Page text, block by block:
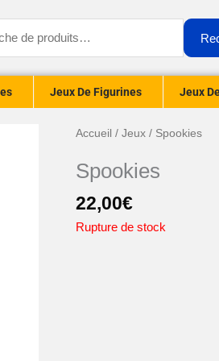
Jeux De Figurines Jeux
Accueil /Jeux / Spookies
Spookies
22,00€
Rupture de stock